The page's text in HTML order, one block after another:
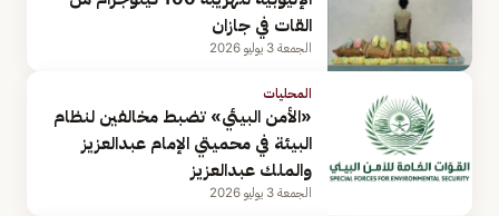
القات في جازان
الجمعة 3 يوليو 2026
المحليات
«الأمن البيئي» تضبط مخالفين لنظام
البيئة في محميتي الإمام عبدالعزيز
والملك عبدالعزيز
الجمعة 3 يوليو 2026